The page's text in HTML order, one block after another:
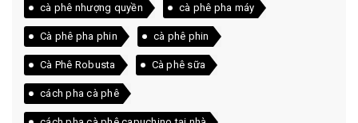
cà phê nhượng quyền cà phê pha máy
Cà phê pha phin cà phê phin
Cà Phê Robusta Cà phê sữa
cách pha cà phê